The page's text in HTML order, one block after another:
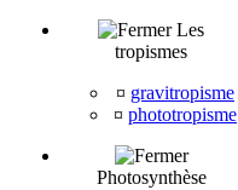
Les
tropismes
¤ gravitropisme
¤ phototropisme
Photosynthèse